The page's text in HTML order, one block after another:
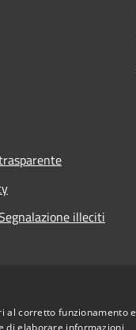
illeciti
al corretto funzionamento e
di elaborare informazioni